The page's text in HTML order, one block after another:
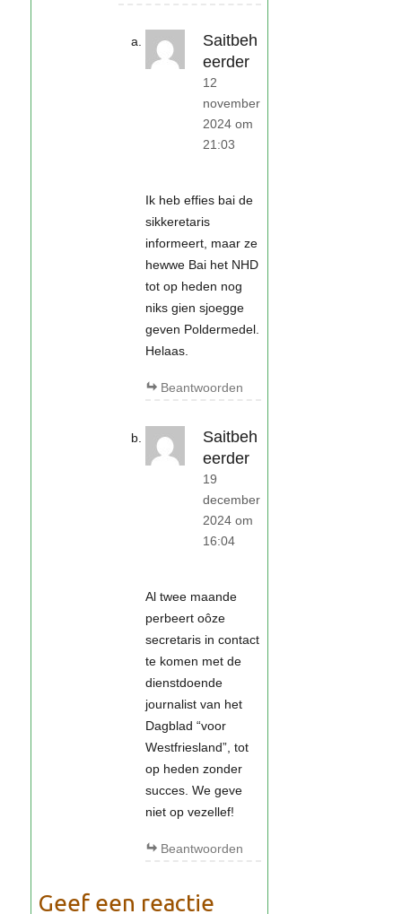
Saitbeh
eerder
12
november
2024 om
21:03
Ik heb effies bai de
sikkeretaris
informeert, maar ze
hewwe Bai het NHD
tot op heden nog
niks gien sjoegge
geven Poldermedel.
Helaas.
Beantwoorden
Saitbeh
eerder
19
december
2024 om
16:04
Al twee maande
perbeert oôze
secretaris in contact
te komen met de
dienstdoende
journalist van het
Dagblad “voor
Westfriesland”, tot
op heden zonder
succes. We geve
niet op vezellef!
Beantwoorden
Geef een reactie